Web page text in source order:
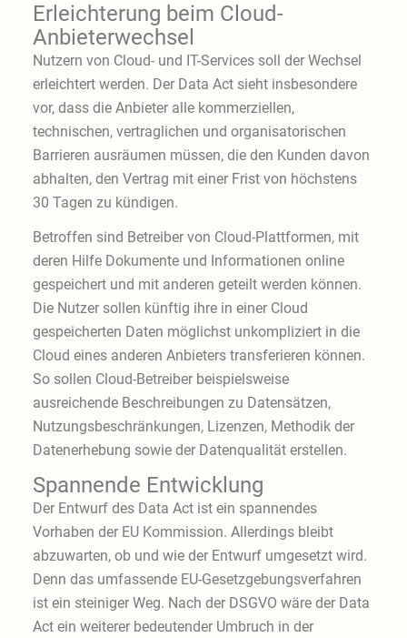
Erleichterung beim Cloud-
Anbieterwechsel
Nutzern von Cloud- und IT-Services soll der Wechsel
erleichtert werden. Der Data Act sieht insbesondere
vor, dass die Anbieter alle kommerziellen,
technischen, vertraglichen und organisatorischen
Barrieren ausräumen müssen, die den Kunden davon
abhalten, den Vertrag mit einer Frist von höchstens
30 Tagen zu kündigen.
Betroffen sind Betreiber von Cloud-Plattformen, mit
deren Hilfe Dokumente und Informationen online
gespeichert und mit anderen geteilt werden können.
Die Nutzer sollen künftig ihre in einer Cloud
gespeicherten Daten möglichst unkompliziert in die
Cloud eines anderen Anbieters transferieren können.
So sollen Cloud-Betreiber beispielsweise
ausreichende Beschreibungen zu Datensätzen,
Nutzungsbeschränkungen, Lizenzen, Methodik der
Datenerhebung sowie der Datenqualität erstellen.
Spannende Entwicklung
Der Entwurf des Data Act ist ein spannendes
Vorhaben der EU Kommission. Allerdings bleibt
abzuwarten, ob und wie der Entwurf umgesetzt wird.
Denn das umfassende EU-Gesetzgebungsverfahren
ist ein steiniger Weg. Nach der DSGVO wäre der Data
Act ein weiterer bedeutender Umbruch in der